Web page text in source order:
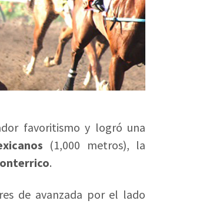
favoritismo y logró una
(1,000 metros), la
.
de avanzada por el lado